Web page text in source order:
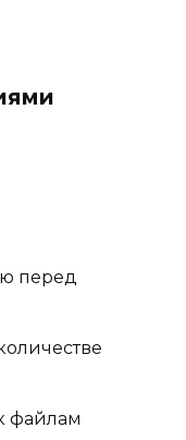
перед
файлам